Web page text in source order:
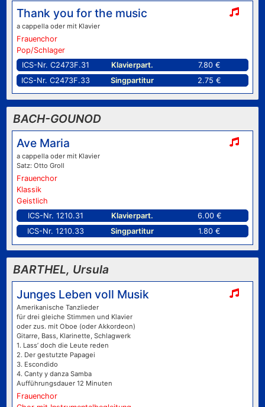
Thank you for the music
a cappella oder mit Klavier
Frauenchor
Pop/Schlager
ICS-Nr. C2473F.31
Klavierpart.
7.80 €
ICS-Nr. C2473F.33
Singpartitur 2.75 €
BACH-GOUNOD
Ave Maria
a cappella oder mit Klavier
Satz: Otto Groll
Frauenchor
Klassik
Geistlich
ICS-Nr. 1210.31
Klavierpart.
6.00 €
ICS-Nr. 1210.33
Singpartitur 1.80 €
BARTHEL, Ursula
Junges Leben voll Musik
Amerikanische Tanzlieder
für drei gleiche Stimmen und Klavier
oder zus. mit Oboe (oder Akkordeon)
Gitarre, Bass, Klarinette, Schlagwerk
1. Lass’ doch die Leute reden
2. Der gestutzte Papagei
3. Escondido
4. Canty y danza Samba
Aufführungsdauer 12 Minuten
Frauenchor